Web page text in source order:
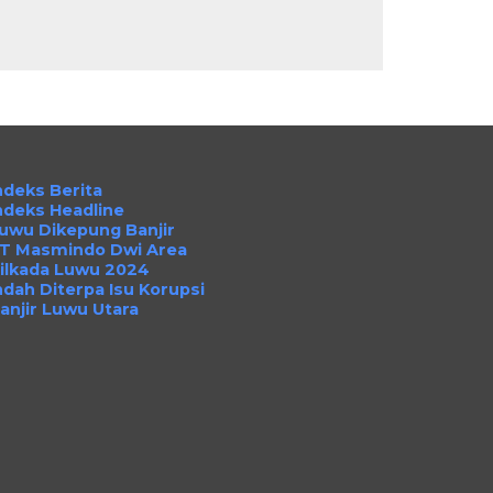
Berita
Headline
Dikepung Banjir
Masmindo Dwi Area
Luwu 2024
Diterpa Isu Korupsi
Luwu Utara